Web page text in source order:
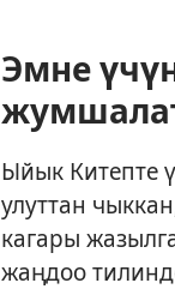
Эмне
Ыйык Китепте
улуттан
кагары
жаңдоо